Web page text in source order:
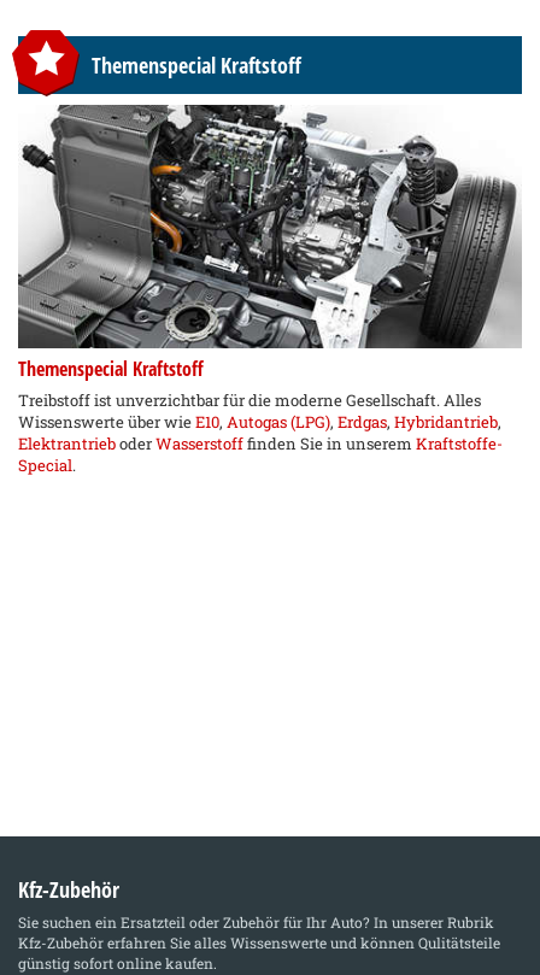
Themenspecial Kraftstoff
Themenspecial Kraftstoff
Treibstoff ist unverzichtbar für die moderne Gesellschaft. Alles
Wissenswerte über wieE10, Autogas (LPG), Erdgas, Hybridantrieb,
ElektrantrieboderWasserstofffinden Sie in unserem Kraftstoffe-
Special.
Kfz-Zubehör
Sie suchen ein Ersatzteil oder Zubehör für Ihr Auto? In unserer Rubrik
Kfz-Zubehörerfahren Sie alles Wissenswerte und können Qulitätsteile
günstig sofort online kaufen.